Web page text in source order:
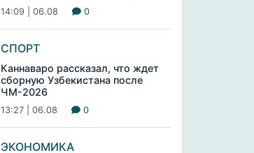
14:09 | 06.08 0
СПОРТ
Каннаваро рассказал, что ждет
сборную Узбекистана после
ЧМ-2026
13:27 | 06.08 0
ЭКОНОМИКА